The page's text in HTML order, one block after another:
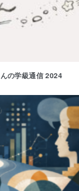
の学級通信 2024